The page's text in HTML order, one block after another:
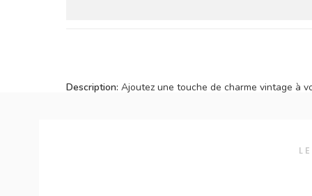
Description: Ajoutez une touche de charme vintage à